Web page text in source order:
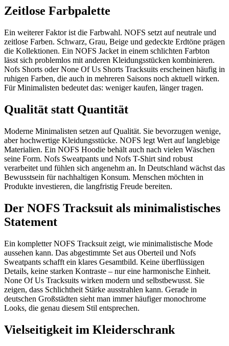
Zeitlose Farbpalette
Ein weiterer Faktor ist die Farbwahl. NOFS setzt auf neutrale und
zeitlose Farben. Schwarz, Grau, Beige und gedeckte Erdtöne prägen
die Kollektionen. Ein NOFS Jacket in einem schlichten Farbton
lässt sich problemlos mit anderen Kleidungsstücken kombinieren.
Nofs Shorts oder None Of Us Shorts Tracksuits erscheinen häufig in
ruhigen Farben, die auch in mehreren Saisons noch aktuell wirken.
Für Minimalisten bedeutet das: weniger kaufen, länger tragen.
Qualität statt Quantität
Moderne Minimalisten setzen auf Qualität. Sie bevorzugen wenige,
aber hochwertige Kleidungsstücke. NOFS legt Wert auf langlebige
Materialien. Ein NOFS Hoodie behält auch nach vielen Wäschen
seine Form. Nofs Sweatpants und Nofs T-Shirt sind robust
verarbeitet und fühlen sich angenehm an. In Deutschland wächst das
Bewusstsein für nachhaltigen Konsum. Menschen möchten in
Produkte investieren, die langfristig Freude bereiten.
Der NOFS Tracksuit als minimalistisches
Statement
Ein kompletter NOFS Tracksuit zeigt, wie minimalistische Mode
aussehen kann. Das abgestimmte Set aus Oberteil und Nofs
Sweatpants schafft ein klares Gesamtbild. Keine überflüssigen
Details, keine starken Kontraste – nur eine harmonische Einheit.
None Of Us Tracksuits wirken modern und selbstbewusst. Sie
zeigen, dass Schlichtheit Stärke ausstrahlen kann. Gerade in
deutschen Großstädten sieht man immer häufiger monochrome
Looks, die genau diesem Stil entsprechen.
Vielseitigkeit im Kleiderschrank